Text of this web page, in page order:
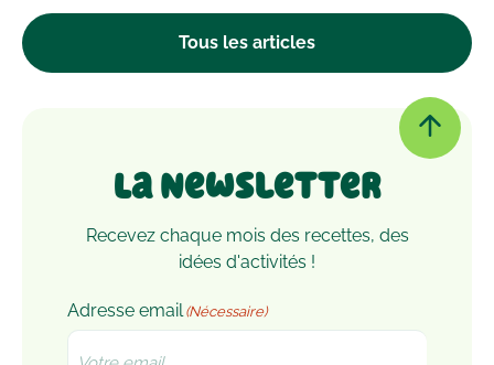
Tous les articles
passer à la machine. Mais comment laver un
La Newsletter
Recevez chaque mois des recettes, des
idées d'activités !
Adresse email (Nécessaire)